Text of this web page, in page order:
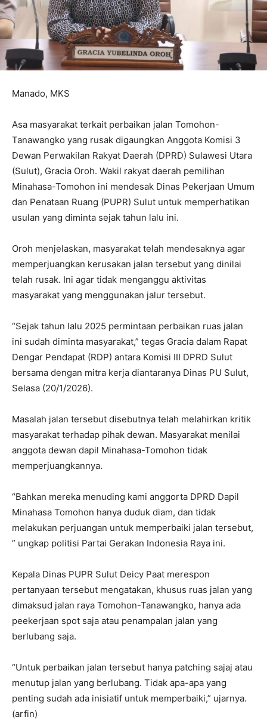
Manado, MKS
Asa masyarakat terkait perbaikan jalan Tomohon-
Tanawangko yang rusak digaungkan Anggota Komisi 3
Dewan Perwakilan Rakyat Daerah (DPRD) Sulawesi Utara
(Sulut), Gracia Oroh. Wakil rakyat daerah pemilihan
Minahasa-Tomohon ini mendesak Dinas Pekerjaan Umum
dan Penataan Ruang (PUPR) Sulut untuk memperhatikan
usulan yang diminta sejak tahun lalu ini.
Oroh menjelaskan, masyarakat telah mendesaknya agar
memperjuangkan kerusakan jalan tersebut yang dinilai
telah rusak. Ini agar tidak menganggu aktivitas
masyarakat yang menggunakan jalur tersebut.
“Sejak tahun lalu 2025 permintaan perbaikan ruas jalan
ini sudah diminta masyarakat,” tegas Gracia dalam Rapat
Dengar Pendapat (RDP) antara Komisi III DPRD Sulut
bersama dengan mitra kerja diantaranya Dinas PU Sulut,
Selasa (20/1/2026).
Masalah jalan tersebut disebutnya telah melahirkan kritik
masyarakat terhadap pihak dewan. Masyarakat menilai
anggota dewan dapil Minahasa-Tomohon tidak
memperjuangkannya.
“Bahkan mereka menuding kami anggorta DPRD Dapil
Minahasa Tomohon hanya duduk diam, dan tidak
melakukan perjuangan untuk memperbaiki jalan tersebut,
” ungkap politisi Partai Gerakan Indonesia Raya ini.
Kepala Dinas PUPR Sulut Deicy Paat merespon
pertanyaan tersebut mengatakan, khusus ruas jalan yang
dimaksud jalan raya Tomohon-Tanawangko, hanya ada
peekerjaan spot saja atau penampalan jalan yang
berlubang saja.
“Untuk perbaikan jalan tersebut hanya patching sajaj atau
menutup jalan yang berlubang. Tidak apa-apa yang
penting sudah ada inisiatif untuk memperbaiki,” ujarnya.
(arfin)